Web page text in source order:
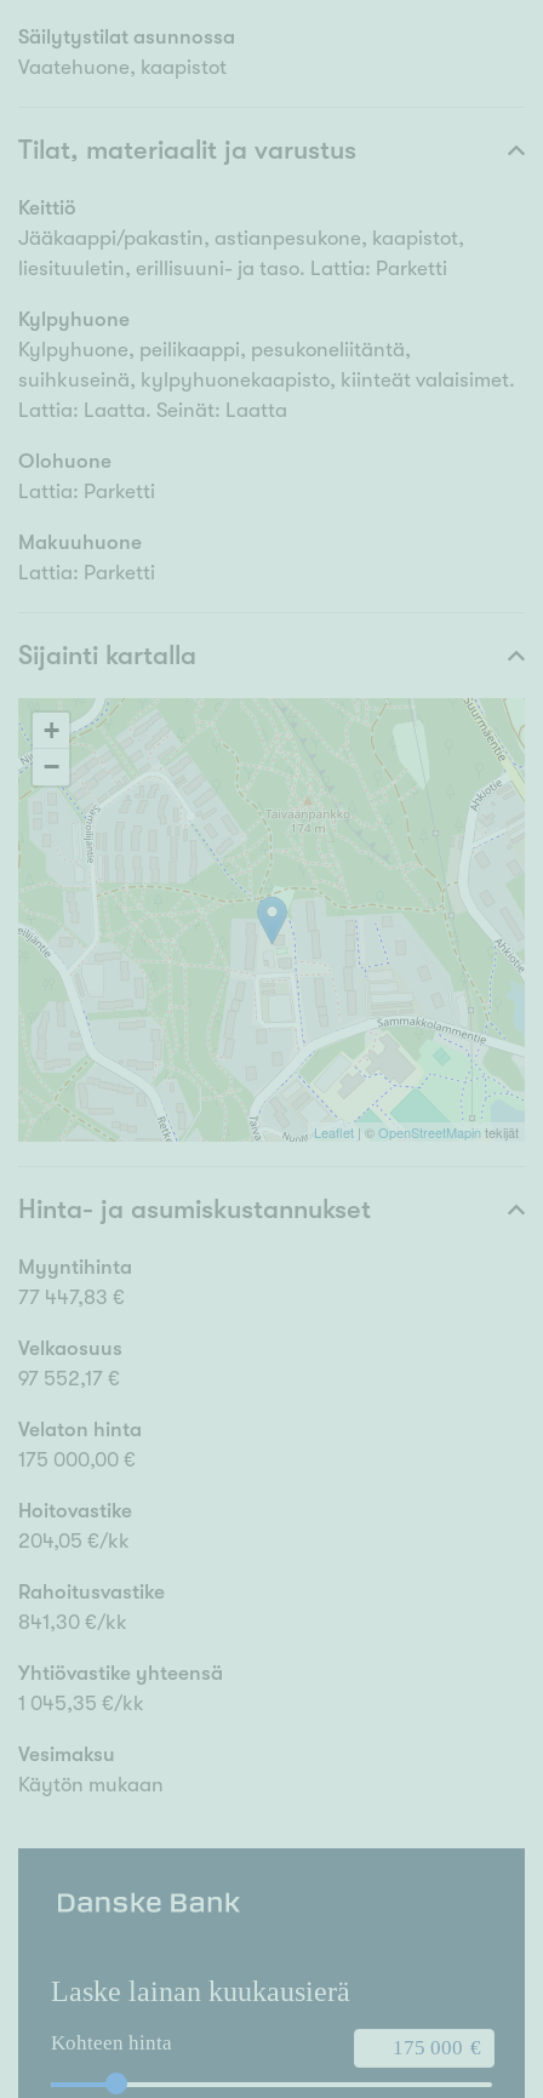
Säilytystilat asunnossa
Vaatehuone, kaapistot
Tilat, materiaalit ja varustus
Keittiö
Jääkaappi/pakastin, astianpesukone, kaapistot,
liesituuletin, erillisuuni- ja taso. Lattia: Parketti
Kylpyhuone
Kylpyhuone, peilikaappi, pesukoneliitäntä,
suihkuseinä, kylpyhuonekaapisto, kiinteät valaisimet.
Lattia: Laatta. Seinät: Laatta
Olohuone
Lattia: Parketti
Makuuhuone
Lattia: Parketti
Sijainti kartalla
+
−
Leaflet | ©OpenStreetMapintekijät
Hinta- ja asumiskustannukset
Myyntihinta
77 447,83 €
Velkaosuus
97 552,17 €
Velaton hinta
175 000,00 €
Hoitovastike
204,05 €/kk
Rahoitusvastike
841,30 €/kk
Yhtiövastike yhteensä
1 045,35 €/kk
Vesimaksu
Käytön mukaan